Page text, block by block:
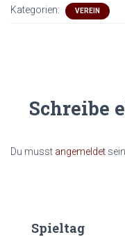
Kategorien: VEREIN
Schreibe
Du musst angemeldet
Spieltag